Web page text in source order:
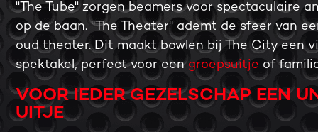
"The Tube" zorgen beamers voor spectaculaire
op de baan. "The Theater" ademt de sfeer van
oud theater. Dit maakt bowlen bij The City een
spektakel, perfect voor een groepsuitje of
VOOR IEDER GEZELSCHAP EEN
UITJE